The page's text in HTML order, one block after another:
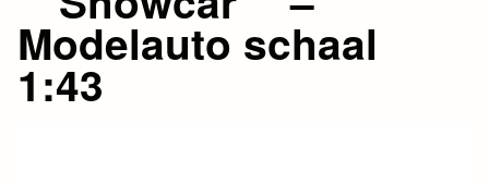
Modelauto schaal
1:43